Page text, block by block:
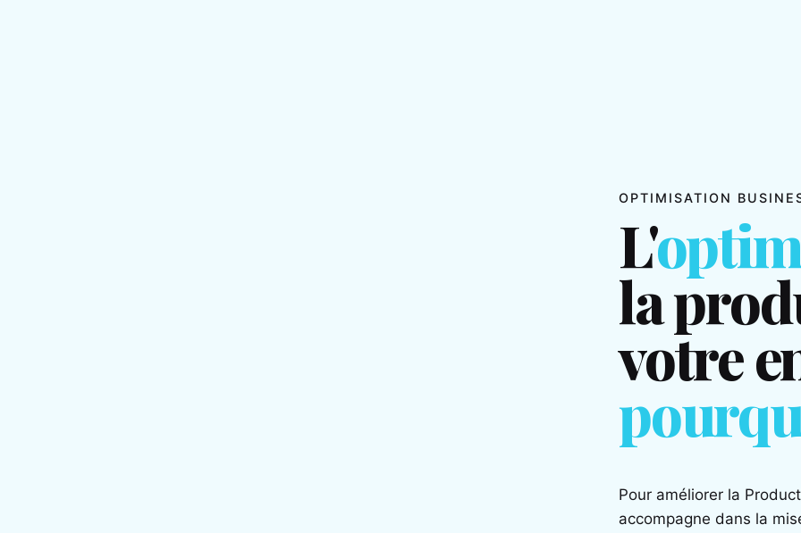
OPTIMISATION
L'
la
votre
Pour améliorer la
accompagne dans la